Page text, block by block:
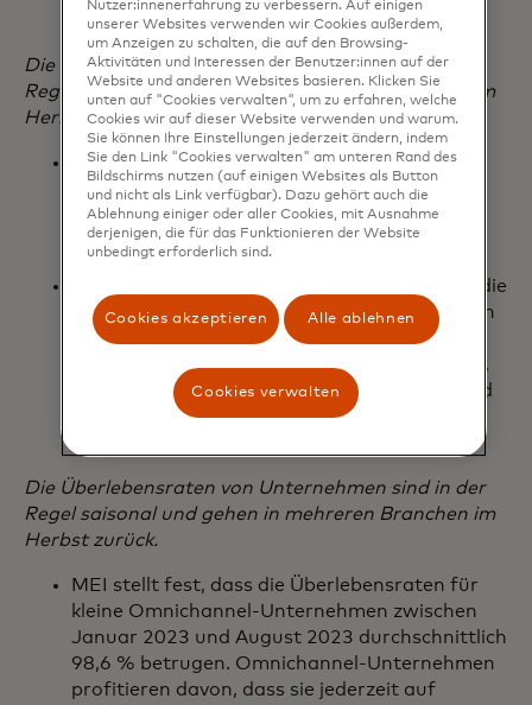
gegründet wurden, tendenziell höher sind.
Die Überlebensraten von Unternehmen sind in der
Regel saisonal und gehen in mehreren Branchen im
Herbst zurück.
Die Sektoren Freizeitdienstleistungen sowie
Restaurants und Bars weisen eine starke
Saisonalität auf, wobei die Zahl der aktiven
Unternehmen vor dem Winter zurückging.
Nach der Weihnachtseinkaufssaison nimmt die
Zahl der aktiven Bekleidungsgeschäfte ab. Ein
ähnlicher Trend ist bei
Inneneinrichtungsgeschäften zu beobachten,
wo die Bau- und Eigenheimverkäufe während
der kalten Wintermonate deutlich
Die Überlebensraten von Unternehmen sind in der
Regel saisonal und gehen in mehreren Branchen im
Herbst zurück.
MEI stellt fest, dass die Überlebensraten für
kleine Omnichannel-Unternehmen zwischen
Januar 2023 und August 2023 durchschnittlich
98,6 % betrugen. Omnichannel-Unternehmen
profitieren davon, dass sie jederzeit auf
Nutzer:innenerfahrung zu verbessern. Auf einigen
unserer Websites verwenden wir Cookies außerdem,
um Anzeigen zu schalten, die auf den Browsing-
Aktivitäten und Interessen der Benutzer:innen auf der
Website und anderen Websites basieren. Klicken Sie
unten auf "Cookies verwalten", um zu erfahren, welche
Cookies wir auf dieser Website verwenden und warum.
Sie können Ihre Einstellungen jederzeit ändern, indem
Sie den Link "Cookies verwalten" am unteren Rand des
Bildschirms nutzen (auf einigen Websites als Button
und nicht als Link verfügbar). Dazu gehört auch die
Ablehnung einiger oder aller Cookies, mit Ausnahme
derjenigen, die für das Funktionieren der Website
unbedingt erforderlich sind.
Cookies akzeptieren Alle ablehnen
Cookies verwalten